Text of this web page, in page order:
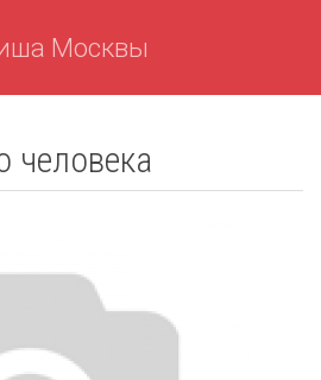
Москвы
человека